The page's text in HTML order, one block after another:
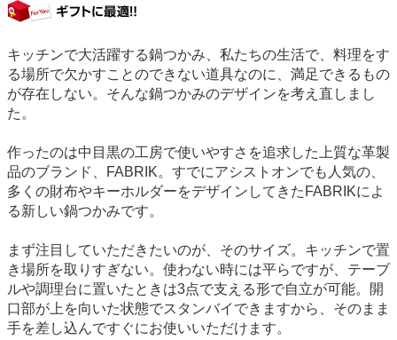
キッチンで大活躍する鍋つかみ、私たちの生活で、料理をす
る場所で欠かすことのできない道具なのに、満足できるもの
が存在しない。そんな鍋つかみのデザインを考え直しまし
た。
作ったのは中目黒の工房で使いやすさを追求した上質な革製
品のブランド、FABRIK。すでにアシストオンでも人気の、
多くの財布やキーホルダーをデザインしてきたFABRIKによ
る新しい鍋つかみです。
まず注目していただきたいのが、そのサイズ。キッチンで置
き場所を取りすぎない。使わない時には平らですが、テーブ
ルや調理台に置いたときは3点で支える形で自立が可能。開
口部が上を向いた状態でスタンバイできますから、そのまま
手を差し込んですぐにお使いいただけます。